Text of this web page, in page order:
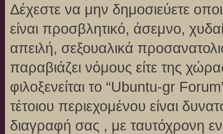
Δέχεστε να μην δημοσιεύετε
είναι προσβλητικό, άσεμνο,
απειλή, σεξουαλικά
παραβιάζει νόμους είτε της
φιλοξενείται το “Ubuntu-gr
τέτοιου περιεχομένου είναι
διαγραφή σας , με ταυτόχρονη